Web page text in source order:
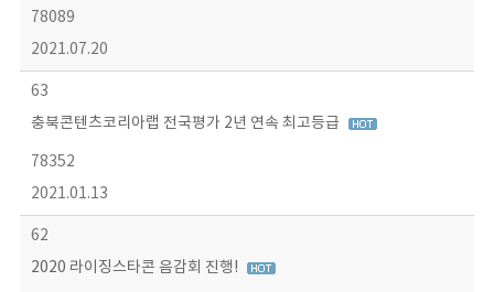
78089
2021.07.20
63
충북콘텐츠코리아랩 전국평가 2년 연속 최고등급
78352
2021.01.13
62
2020 라이징스타콘 음감회 진행!